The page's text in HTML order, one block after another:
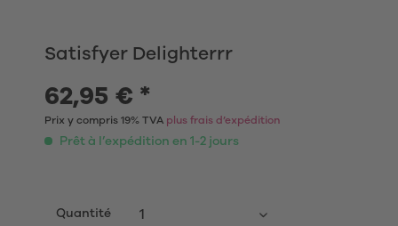
Satisfyer Delighterrr
62,95 € *
Prix y compris 19% TVA plus frais d’expédition
Prêt à l’expédition en 1-2 jours
Quantité